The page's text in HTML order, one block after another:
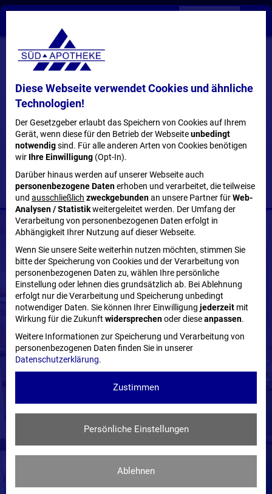
BESTELLEN UND BERATEN:
0800 - 92 58 767
E-Rezept einlösen Shop
Diese Webseite verwendet Cookies und ähnliche
Technologien!
Der Gesetzgeber erlaubt das Speichern von Cookies auf Ihrem
Gerät, wenn diese für den Betrieb der Webseiteunbedingt
notwendigsind. Für alle anderen Arten von Cookies benötigen
wir Ihre Einwilligung (Opt-In).
Darüber hinaus werden auf unserer Webseite auch
personenbezogene Datenerhoben und verarbeitet, die teilweise
und ausschließlich zweckgebundenan unsere Partner fürWeb-
Analysen / Statistikweitergeleitet werden. Der Umfang der
Verarbeitung von personenbezogenen Daten erfolgt in
Abhängigkeit Ihrer Nutzung auf dieser Webseite.
Wenn Sie unsere Seite weiterhin nutzen möchten, stimmen Sie
bitte der Speicherung von Cookies und der Verarbeitung von
personenbezogenen Daten zu, wählen Ihre persönliche
Einstellung oder lehnen dies grundsätzlich ab. Bei Ablehnung
erfolgt nur die Verarbeitung und Speicherung unbedingt
notwendiger Daten. Sie können Ihrer Einwilligung jederzeit mit
Wirkung für die Zukunft widersprechenoder dieseanpassen.
Weitere Informationen zur Speicherung und Verarbeitung von
personenbezogenen Daten finden Sie in unserer
Datenschutzerklärung.
Zustimmen
Persönliche Einstellungen
Ablehnen